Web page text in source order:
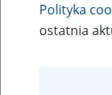
Rodzaj
Szkolenia
Obszar
Polityka
ostatnia